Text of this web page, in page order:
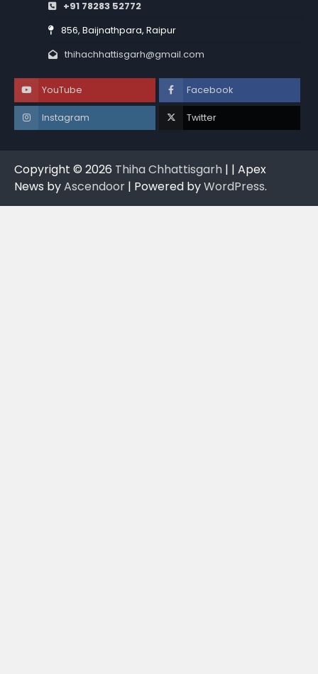
+91 78283 52772
856, Baijnathpara, Raipur
thihachhattisgarh@gmail.com
YouTube Facebook
Instagram Twitter
Copyright © 2026 Thiha Chhattisgarh | | Apex
News byAscendoor | Powered byWordPress.